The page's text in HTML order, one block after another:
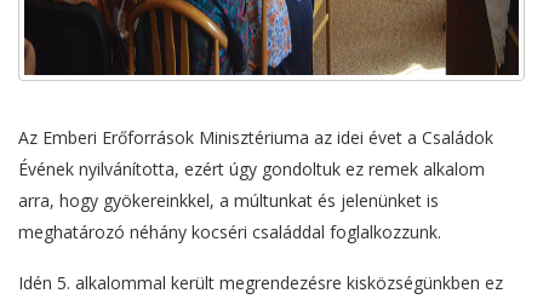
Az Emberi Erőforrások Minisztériuma az idei évet a Családok
Évének nyilvánította, ezért úgy gondoltuk ez remek alkalom
arra, hogy gyökereinkkel, a múltunkat és jelenünket is
meghatározó néhány kocséri családdal foglalkozzunk.
Idén 5. alkalommal került megrendezésre kisközségünkben ez